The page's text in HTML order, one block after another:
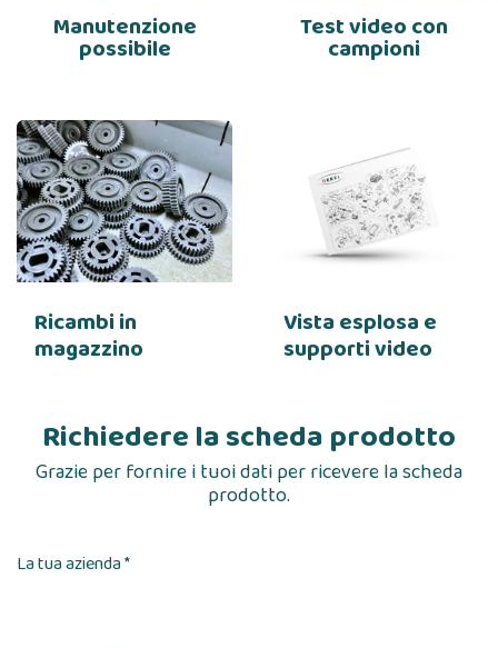
Manutenzione
possibile
Test video con
campioni
Ricambi in
magazzino
Vista esplosa e
supporti video
Richiedere la scheda prodotto
Grazie per fornire i tuoi dati per ricevere la scheda
prodotto.
La tua azienda *